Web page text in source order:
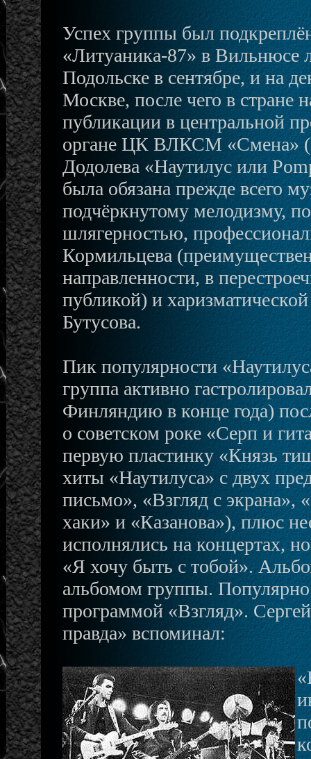
Успех группы был
«Литуаника-87» в Вильнюсе
Подольске в сентябре, и на
Москве, после чего в стране
публикации в центральной
органе ЦК ВЛКСМ «Смена»
Додолева «Наутилус или
была обязана прежде всего
подчёркнутому мелодизму,
шлягерностью,
Кормильцева
направленности, в
публикой) и
Бутусова.
Пик популярности
группа активно
Финляндию в конце года)
о советском роке «Серп и
первую пластинку «Князь
хиты «Наутилуса» с двух
письмо», «Взгляд с
хаки» и «Казанова»), плюс
исполнялись на концертах,
«Я хочу быть с тобой».
альбомом группы.
программой «Взгляд».
правда» вспоминал: